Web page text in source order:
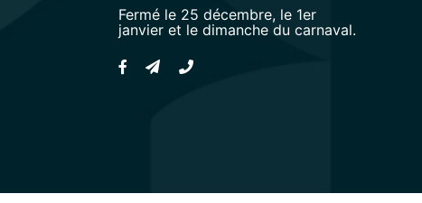
Fermé le 25 décembre, le 1er
janvier et le dimanche du carnaval.